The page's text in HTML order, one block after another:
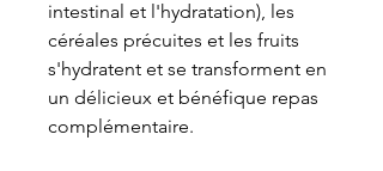
intestinal et l'hydratation), les
céréales précuites et les fruits
s'hydratent et se transforment en
un délicieux et bénéfique repas
complémentaire.